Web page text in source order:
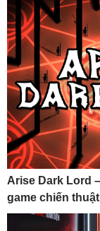
Arise Dark Lord
game chiến